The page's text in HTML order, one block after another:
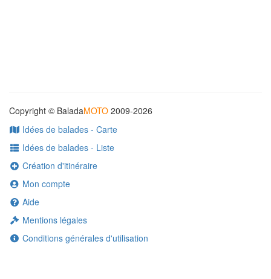
Copyright © BaladaMOTO 2009-2026
Idées de balades - Carte
Idées de balades - Liste
Création d'itinéraire
Mon compte
Aide
Mentions légales
Conditions générales d'utilisation